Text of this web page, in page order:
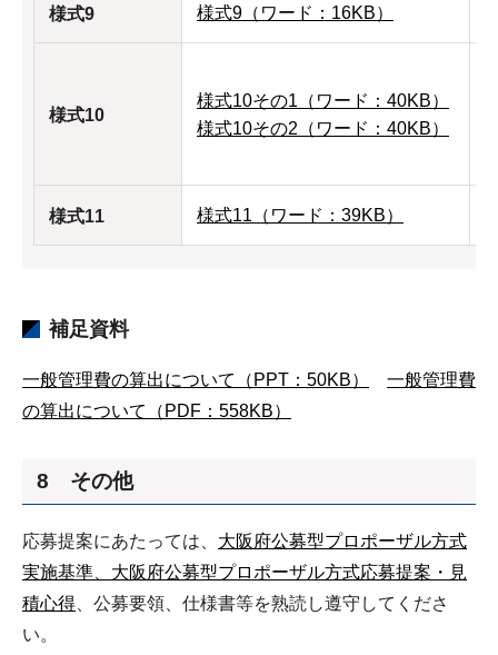
様式9 様式9（ワード：16KB）
様式10
様式10その1（ワード：40KB）
様式10その2（ワード：40KB）
様式11 様式11（ワード：39KB）
補足資料
一般管理費の算出について（PPT：50KB）
一般管理費
の算出について（PDF：558KB）
8 その他
応募提案にあたっては、 大阪府公募型プロポーザル方式
実施基準、大阪府公募型プロポーザル方式応募提案・見
積心得、公募要領、仕様書等を熟読し遵守してくださ
い。